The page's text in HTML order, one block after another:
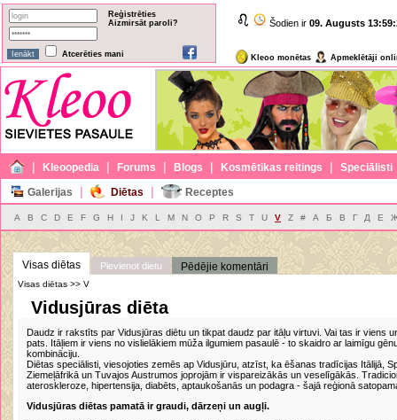
Reģistrēties
Aizmirsāt paroli?
Atcerēties mani
Šodien ir 09. Augusts
Kleoo monētas Apmeklētāji
| Kleoopedia | Forums | Blogs | Kosmētikas reitings | Speciālisti
Galerijas | Diētas | Receptes
A B C D E F G H I J K L M N O P R S T U V Z # А Б В Г Д Е
Visas diētas Pievienot dietu Pēdējie komentāri
Visas diētas >> V
Vidusjūras diēta
Daudz ir rakstīts par Vidusjūras diētu un tikpat daudz par itāļu virtuvi. Vai tas ir viens
pats. Itāļiem ir viens no vislielākiem mūža ilgumiem pasaulē - to skaidro ar laimīgu
kombināciju.
Diētas speciālisti, viesojoties zemēs ap Vidusjūru, atzīst, ka ēšanas tradīcijas Itālijā,
Ziemeļāfrikā un Tuvajos Austrumos joprojām ir vispareizākās un veselīgākās.
ateroskleroze, hipertensija, diabēts, aptaukošanās un podagra - šajā reģionā
Vidusjūras diētas pamatā ir graudi, dārzeņi un augļi.